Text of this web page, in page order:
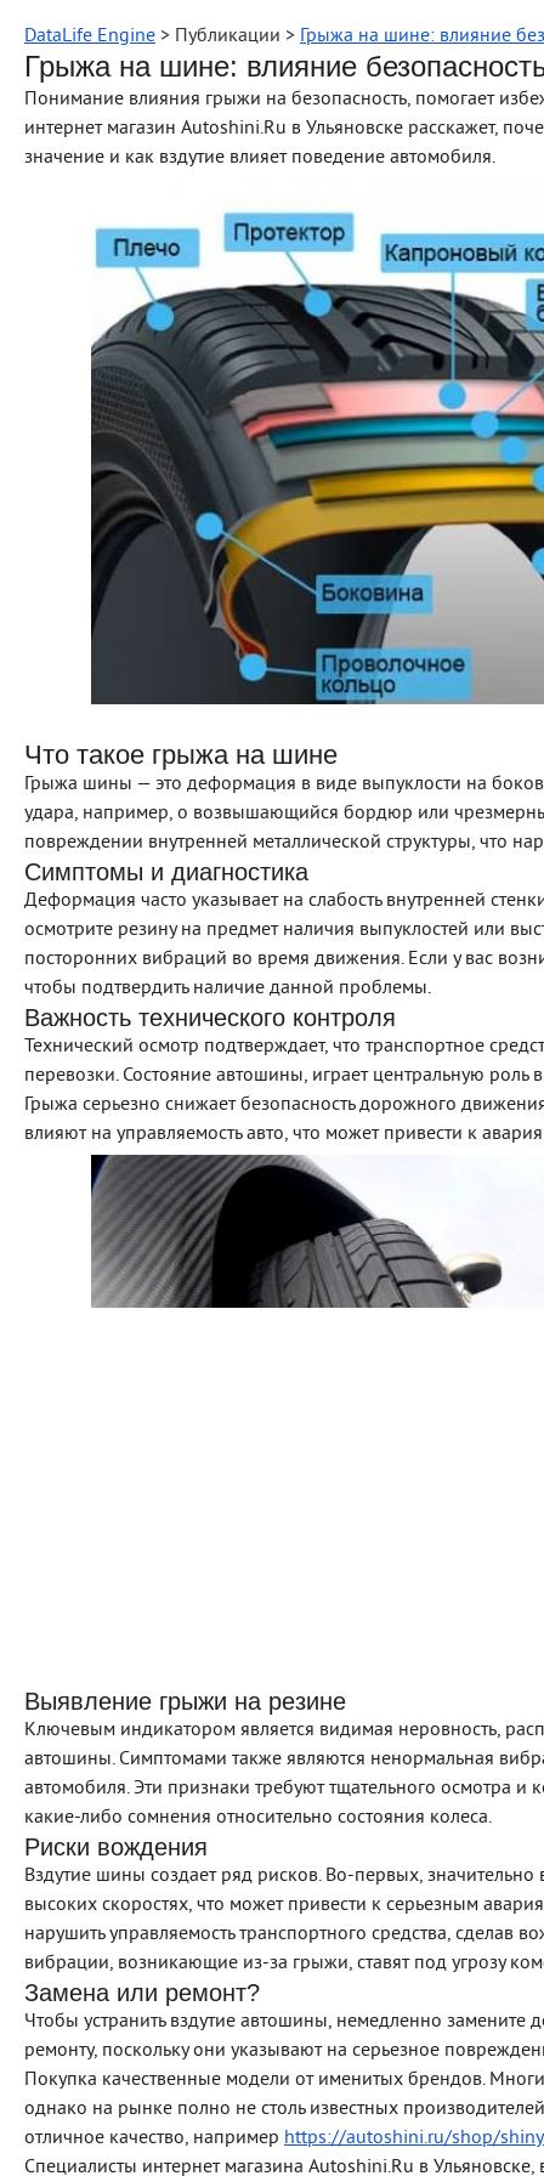
DataLife Engine > Публикации > Грыжа на шине: влияние
Грыжа на шине: влияние
Понимание влияния грыжи на безопасность, помогает
интернет магазин Autoshini.Ru в Ульяновске расскажет,
значение и как вздутие влияет поведение автомобиля.
Что такое грыжа на шине
Грыжа шины — это деформация в виде выпуклости на
удара, например, о возвышающийся бордюр или
повреждении внутренней металлической структуры, что
Симптомы и диагностика
Деформация часто указывает на слабость внутренней
осмотрите резину на предмет наличия выпуклостей или
посторонних вибраций во время движения. Если у вас
чтобы подтвердить наличие данной проблемы.
Важность технического контроля
Технический осмотр подтверждает, что транспортное
перевозки. Состояние автошины, играет центральную роль
Грыжа серьезно снижает безопасность дорожного
влияют на управляемость авто, что может привести к
Выявление грыжи на резине
Ключевым индикатором является видимая неровность,
автошины. Симптомами также являются ненормальная
автомобиля. Эти признаки требуют тщательного осмотра и
какие-либо сомнения относительно состояния колеса.
Риски вождения
Вздутие шины создает ряд рисков. Во-первых, значительно
высоких скоростях, что может привести к серьезным
нарушить управляемость транспортного средства, сделав
вибрации, возникающие из-за грыжи, ставят под угрозу
Замена или ремонт?
Чтобы устранить вздутие автошины, немедленно
ремонту, поскольку они указывают на серьезное
Покупка качественные модели от именитых брендов.
однако на рынке полно не столь известных
отличное качество, например https://autoshini.ru/shop/
Специалисты интернет магазина Autoshini.Ru в Ульяновске,